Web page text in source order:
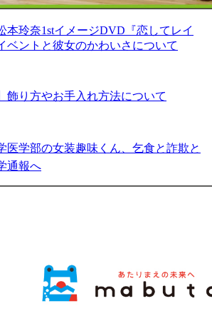
本玲奈1stイメージDVD『恋してレイ
ベントと彼女のかわいさについて
飾り方やお手入れ方法について
医学部の女装趣味くん、乞食と詐欺と
通報へ